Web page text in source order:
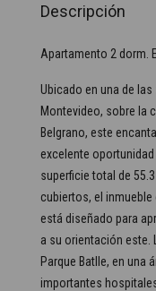
Descripción
Apartamento 2 dorm.
Ubicado en una de
Montevideo, sobre la
Belgrano, este
excelente oportunidad
superficie total de
cubiertos, el
está diseñado para
a su orientación este.
Parque Batlle, en una
importantes